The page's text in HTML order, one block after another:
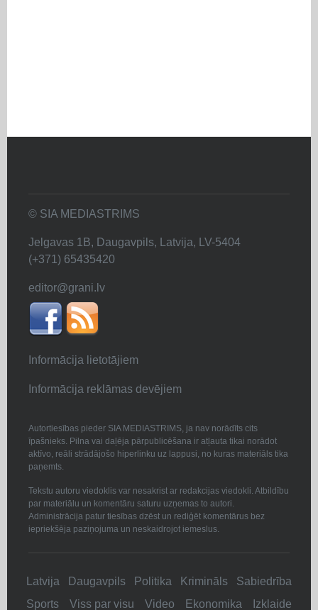
© SIA MEDIASTRIMS
Jelgavas 1B, Daugavpils, Latvija, LV-5404
(+371) 65435420
editor@grani.lv
Informācija lietotājiem
Informācija reklāmas devējiem
Autortiesības pieder SIA MEDIASTRIMS, ja nav norādīts cits
īpašnieks. Pilna vai daļēja pārpublicēšana ir atļauta tikai norādot
aktīvo, reāli strādājošo hiperlinku uz lappusi, no kuras materiāls tika
paņemts.
Tekstu autoru viedoklis var nesakrist ar redakcijas viedokli. Atbildību
par materiālu un komentāru saturu uzņemas to autori.
Administrācija patur tiesības dzēst un rediģēt komentārus bez
iepriekšēja paziņojuma un neskaidrojot iemeslus.
Latvija Daugavpils Politika Krimināls
Sabiedrība
Sports
Viss par visu Video Ekonomika Izklaide